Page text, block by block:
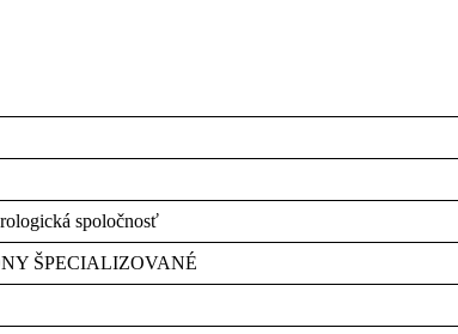
spoločnosť
ŠPECIALIZOVANÉ